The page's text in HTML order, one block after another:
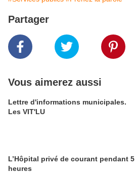
Partager
Vous aimerez aussi
Lettre d'informations municipales.
Les VIT'LU
L’Hôpital privé de courant pendant 5
heures